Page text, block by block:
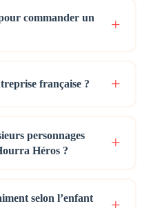
commander un
française ?
personnages
Héros ?
selon l’enfant